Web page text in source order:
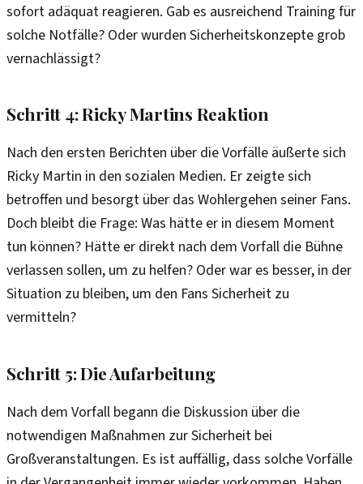
sofort adäquat reagieren. Gab es ausreichend Training für
solche Notfälle? Oder wurden Sicherheitskonzepte grob
vernachlässigt?
Schritt 4: Ricky Martins Reaktion
Nach den ersten Berichten über die Vorfälle äußerte sich
Ricky Martin in den sozialen Medien. Er zeigte sich
betroffen und besorgt über das Wohlergehen seiner Fans.
Doch bleibt die Frage: Was hätte er in diesem Moment
tun können? Hätte er direkt nach dem Vorfall die Bühne
verlassen sollen, um zu helfen? Oder war es besser, in der
Situation zu bleiben, um den Fans Sicherheit zu
vermitteln?
Schritt 5: Die Aufarbeitung
Nach dem Vorfall begann die Diskussion über die
notwendigen Maßnahmen zur Sicherheit bei
Großveranstaltungen. Es ist auffällig, dass solche Vorfälle